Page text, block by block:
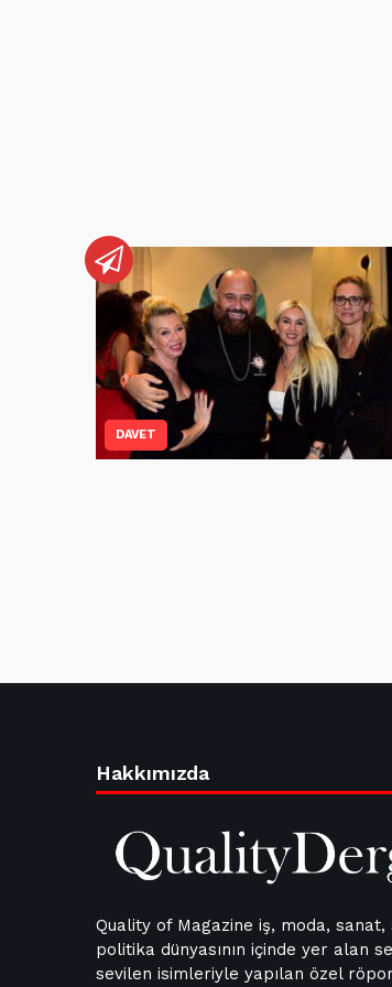
DAVET
Hakkımızda
Quality of Magazine iş, moda, sanat,
politika dünyasının içinde yer alan
sevilen isimleriyle yapılan özel